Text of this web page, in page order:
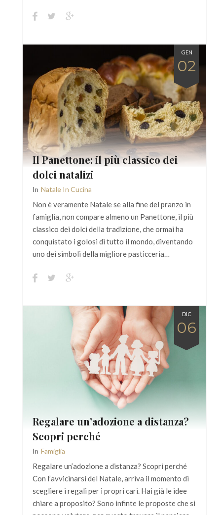
GEN
02
Il Panettone: il più classico dei
dolci natalizi
In Natale In Cucina
Non è veramente Natale se alla fine del pranzo in
famiglia, non compare almeno un Panettone, il più
classico dei dolci della tradizione, che ormai ha
conquistato i golosi di tutto il mondo, diventando
uno dei simboli della migliore pasticceria…
DIC
06
Regalare un’adozione a distanza?
Scopri perché
In Famiglia
Regalare un’adozione a distanza? Scopri perché
Con l’avvicinarsi del Natale, arriva il momento di
scegliere i regali per i propri cari. Hai già le idee
chiare a proposito? Sono infinte le proposte che si